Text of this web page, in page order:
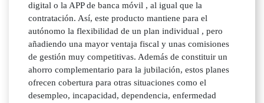
digital o la APP de banca móvil , al igual que la
contratación. Así, este producto mantiene para el
autónomo la flexibilidad de un plan individual , pero
añadiendo una mayor ventaja fiscal y unas comisiones
de gestión muy competitivas. Además de constituir un
ahorro complementario para la jubilación, estos planes
ofrecen cobertura para otras situaciones como el
desempleo, incapacidad, dependencia, enfermedad